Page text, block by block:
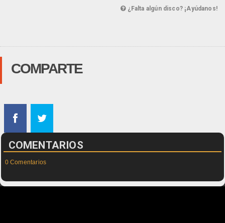
¿Falta algún disco? ¡Ayúdanos!
COMPARTE
COMENTARIOS
0 Comentarios